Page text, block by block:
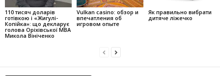
110 тисяч доларів
готівкою і «Жигулі-
Копійка»: що декларує
голова Оріхівської МВА
Микола Вініченко
Vulkan casino: обзор и
впечатления об
игровом опыте
Як правильно вибрати
дитяче ліжечко